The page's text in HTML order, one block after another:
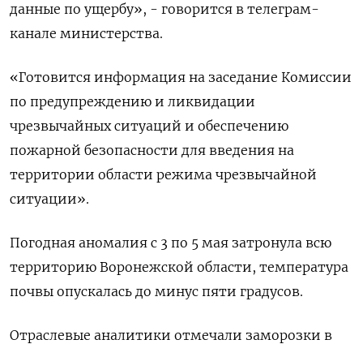
данные по ущербу», - говорится в телеграм-
канале министерства.
«Готовится информация на заседание Комиссии
по предупреждению и ликвидации
чрезвычайных ситуаций и обеспечению
пожарной безопасности для введения на
территории области режима чрезвычайной
ситуации».
Погодная аномалия с 3 по 5 мая затронула всю
территорию Воронежской области, температура
почвы опускалась до минус пяти градусов.
Отраслевые аналитики отмечали заморозки в